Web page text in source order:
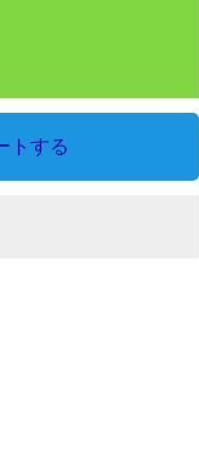
トする